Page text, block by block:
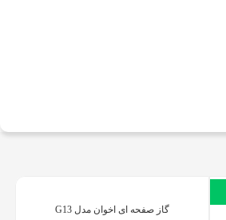
گاز صفحه ای اخوان مدل G13